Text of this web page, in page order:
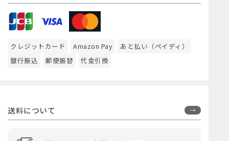
クレジットカード Amazon Pay
あと払い（ペイディ）
銀行振込
郵便振替 代金引換
送料について